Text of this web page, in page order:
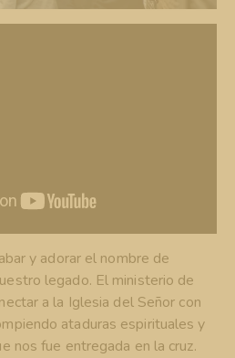
y adorar el nombre de
legado. El ministerio de
a la Iglesia del Señor con
ataduras espirituales y
nos fue entregada en la cruz.